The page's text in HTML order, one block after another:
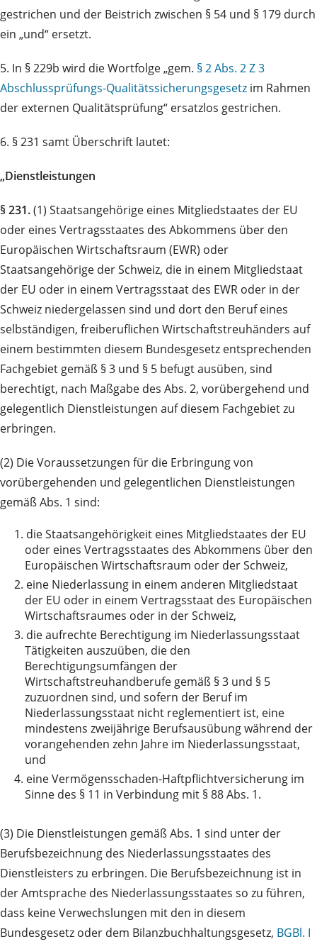
gestrichen und der Beistrich zwischen § 54 und § 179 durch
ein „und“ ersetzt.
5. In § 229b wird die Wortfolge „gem. § 2 Abs. 2 Z 3
Abschlussprüfungs-Qualitätssicherungsgesetz im Rahmen
der externen Qualitätsprüfung“ ersatzlos gestrichen.
6. § 231 samt Überschrift lautet:
„Dienstleistungen
§ 231.(1) Staatsangehörige eines Mitgliedstaates der EU
oder eines Vertragsstaates des Abkommens über den
Europäischen Wirtschaftsraum (EWR) oder
Staatsangehörige der Schweiz, die in einem Mitgliedstaat
der EU oder in einem Vertragsstaat des EWR oder in der
Schweiz niedergelassen sind und dort den Beruf eines
selbständigen, freiberuflichen Wirtschaftstreuhänders auf
einem bestimmten diesem Bundesgesetz entsprechenden
Fachgebiet gemäß § 3 und § 5 befugt ausüben, sind
berechtigt, nach Maßgabe des Abs. 2, vorübergehend und
gelegentlich Dienstleistungen auf diesem Fachgebiet zu
erbringen.
(2) Die Voraussetzungen für die Erbringung von
vorübergehenden und gelegentlichen Dienstleistungen
gemäß Abs. 1 sind:
1. die Staatsangehörigkeit eines Mitgliedstaates der EU
oder eines Vertragsstaates des Abkommens über den
Europäischen Wirtschaftsraum oder der Schweiz,
2. eine Niederlassung in einem anderen Mitgliedstaat
der EU oder in einem Vertragsstaat des Europäischen
Wirtschaftsraumes oder in der Schweiz,
3. die aufrechte Berechtigung im Niederlassungsstaat
Tätigkeiten auszuüben, die den
Berechtigungsumfängen der
Wirtschaftstreuhandberufe gemäß § 3 und § 5
zuzuordnen sind, und sofern der Beruf im
Niederlassungsstaat nicht reglementiert ist, eine
mindestens zweijährige Berufsausübung während der
vorangehenden zehn Jahre im Niederlassungsstaat,
und
4. eine Vermögensschaden-Haftpflichtversicherung im
Sinne des § 11 in Verbindung mit § 88 Abs. 1.
(3) Die Dienstleistungen gemäß Abs. 1 sind unter der
Berufsbezeichnung des Niederlassungsstaates des
Dienstleisters zu erbringen. Die Berufsbezeichnung ist in
der Amtsprache des Niederlassungsstaates so zu führen,
dass keine Verwechslungen mit den in diesem
Bundesgesetz oder dem Bilanzbuchhaltungsgesetz, BGBl. I